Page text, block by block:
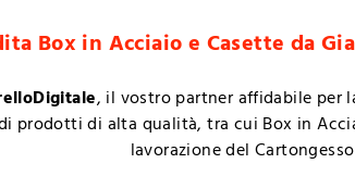
Box in Acciaio e Casette da
, il vostro partner affidabile per
prodotti di alta qualità, tra cui Box in
lavorazione del